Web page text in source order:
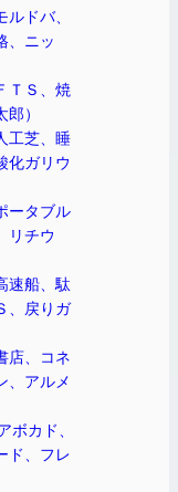
ドバ、
、ニッ
ＴＳ、焼
）
工芝、睡
化ガリウ
ータブル
リチウ
速船、駄
、戻りガ
店、コネ
、アルメ
ボカド、
ド、フレ